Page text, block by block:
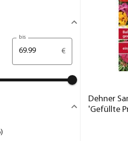
bis
€
Dehner
'Gefüllte